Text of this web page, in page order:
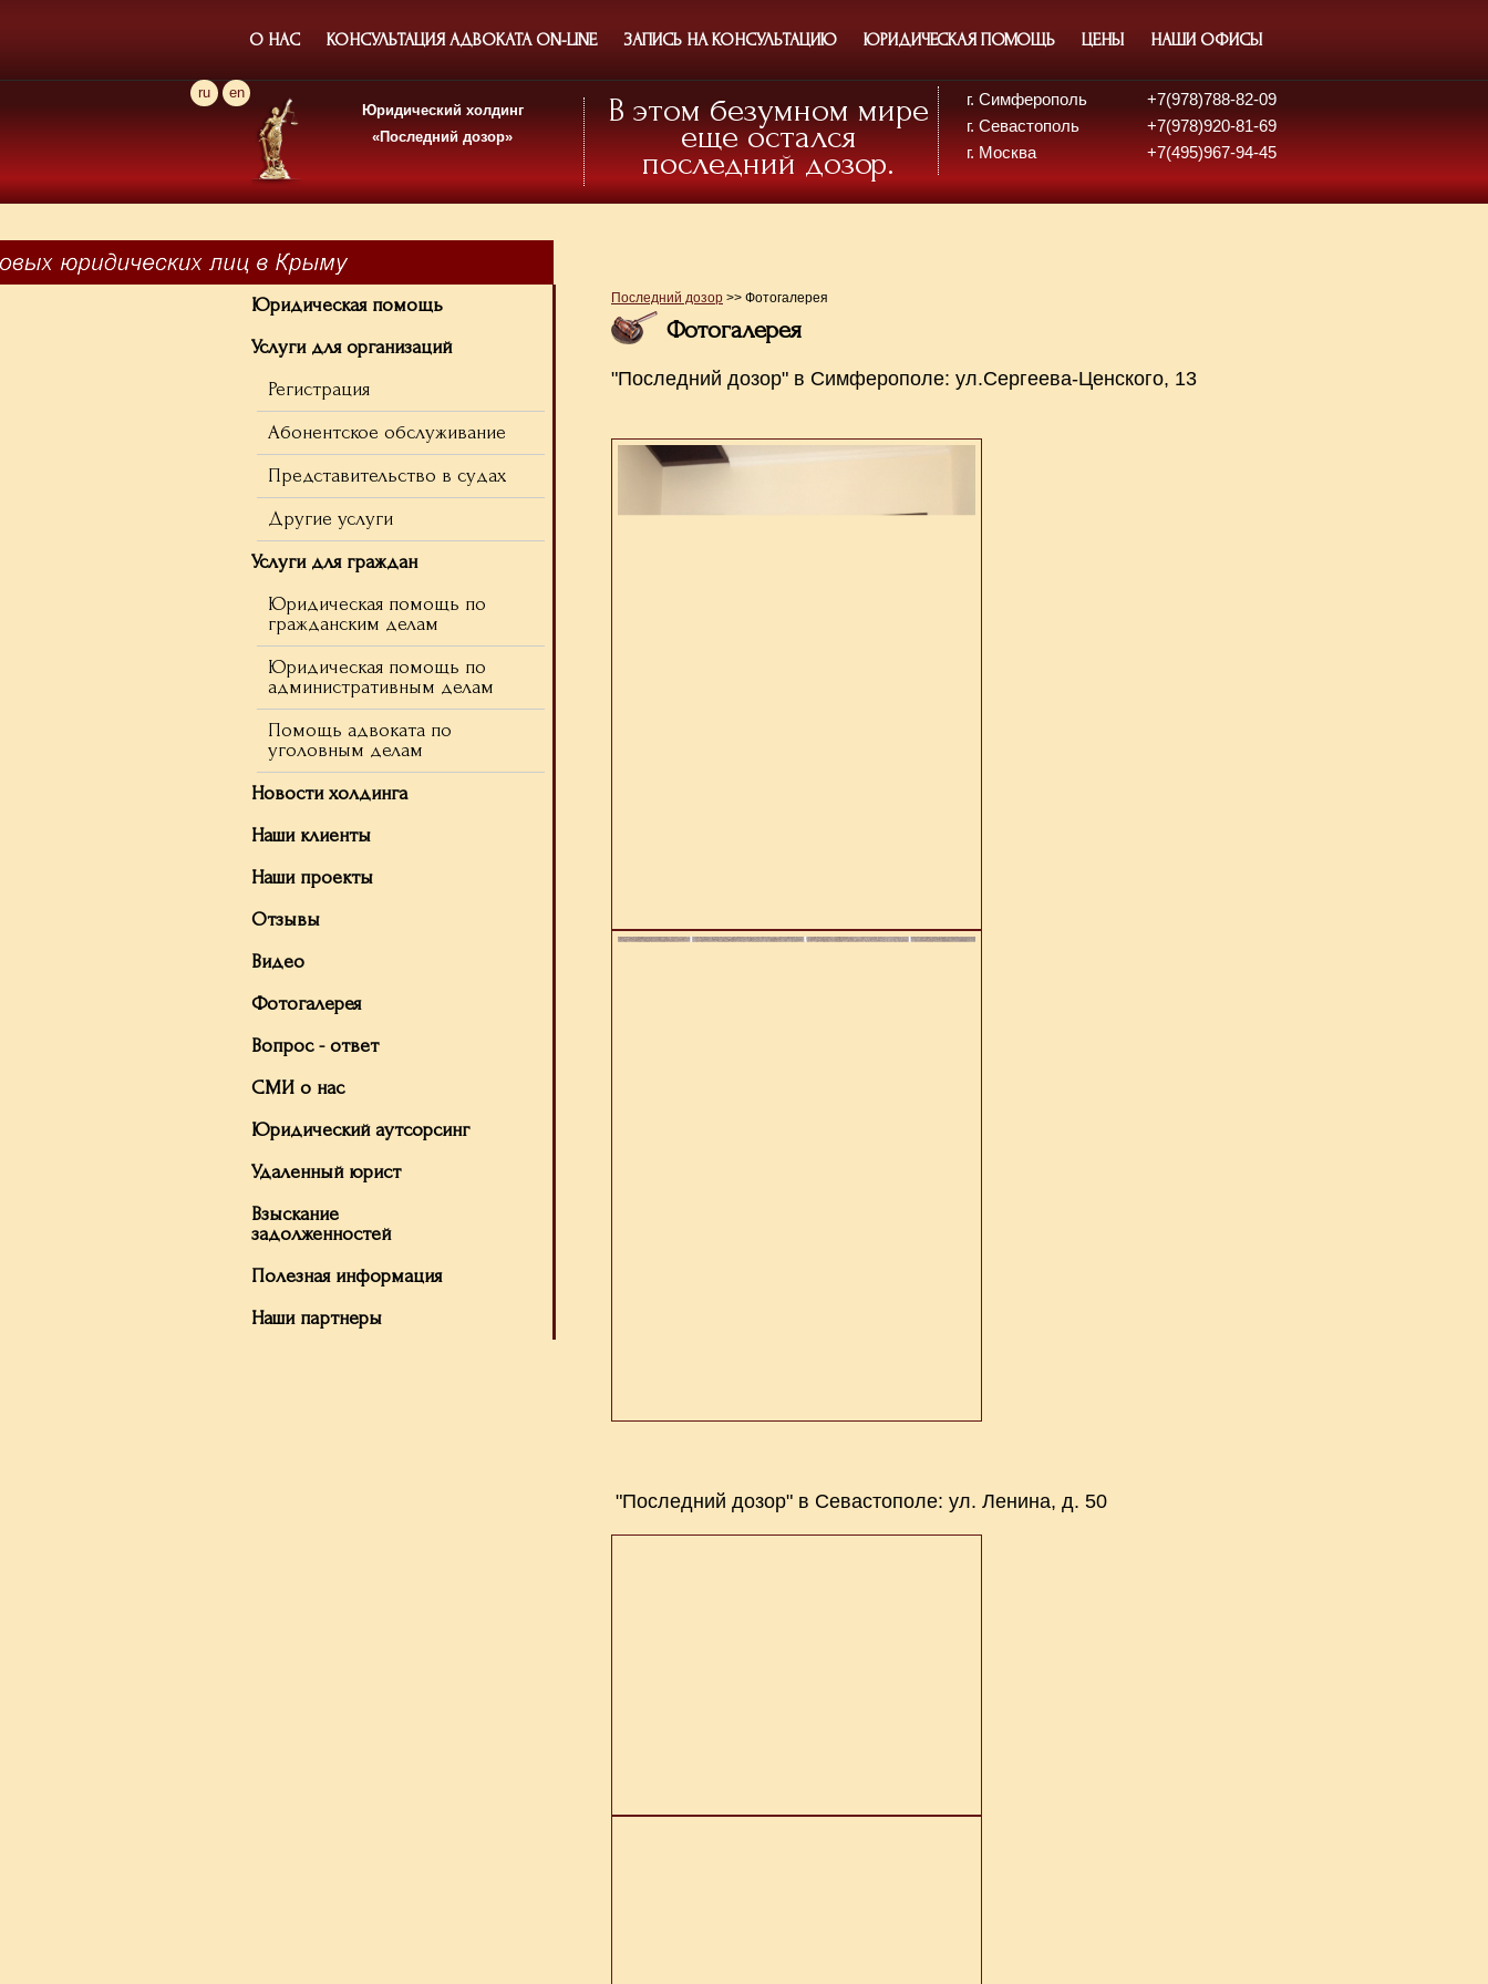
О НАС КОНСУЛЬТАЦИЯ АДВОКАТА ON-LINE ЗАПИСЬ НА КОНСУЛЬТАЦИЮ ЮРИДИЧЕСКАЯ ПОМОЩЬ ЦЕНЫ НАШИ ОФИСЫ
ru
en
Юридический холдинг
«Последний дозор»
В этом безумном мире
еще остался
последний дозор.
г. Симферополь
+7(978)788-82-09
г. Севастополь
+7(978)920-81-69
г. Москва
+7(495)967-94-45
Юридическая помощь
Услуги для организаций
Регистрация
Абонентское обслуживание
Представительство в судах
Другие услуги
Услуги для граждан
Юридическая помощь по
гражданским делам
Юридическая помощь по
административным делам
Помощь адвоката по
уголовным делам
Новости холдинга
Наши клиенты
Наши проекты
Отзывы
Видео
Фотогалерея
Вопрос - ответ
СМИ о нас
Юридический аутсорсинг
Удаленный юрист
Взыскание
задолженностей
Полезная информация
Наши партнеры
Последний дозор >> Фотогалерея
Фотогалерея
"Последний дозор" в Симферополе: ул.Сергеева-Ценского, 13
"Последний дозор" в Севастополе: ул. Ленина, д. 50